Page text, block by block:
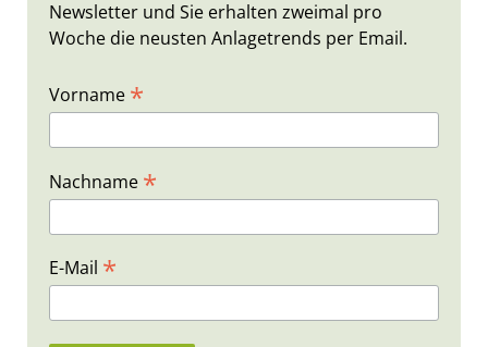
Newsletter und Sie erhalten zweimal pro
Woche die neusten Anlagetrends per Email.
Vorname *
Nachname *
E-Mail *